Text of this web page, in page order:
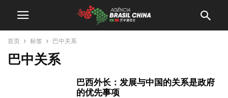
首页 标签 巴中关系
巴中关系
巴西外长：发展与中国的关系是政府
的优先事项